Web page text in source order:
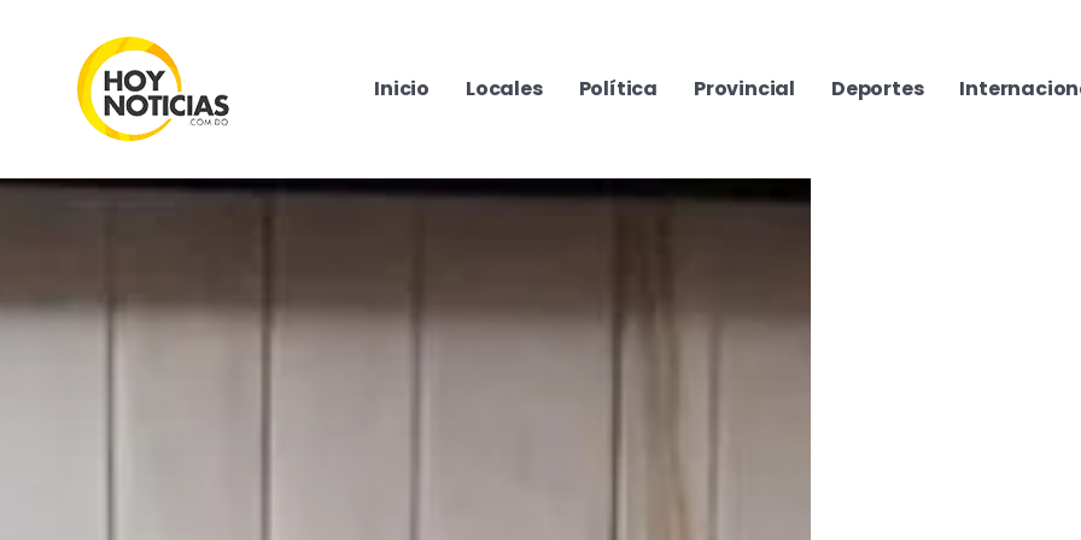
Inicio Locales Política Provincial Deportes